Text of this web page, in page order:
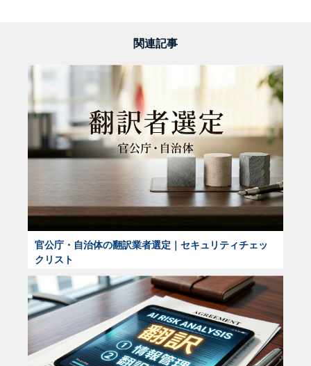
関連記事
官公庁・自治体の翻訳業者選定｜セキュリティチェッ
クリスト